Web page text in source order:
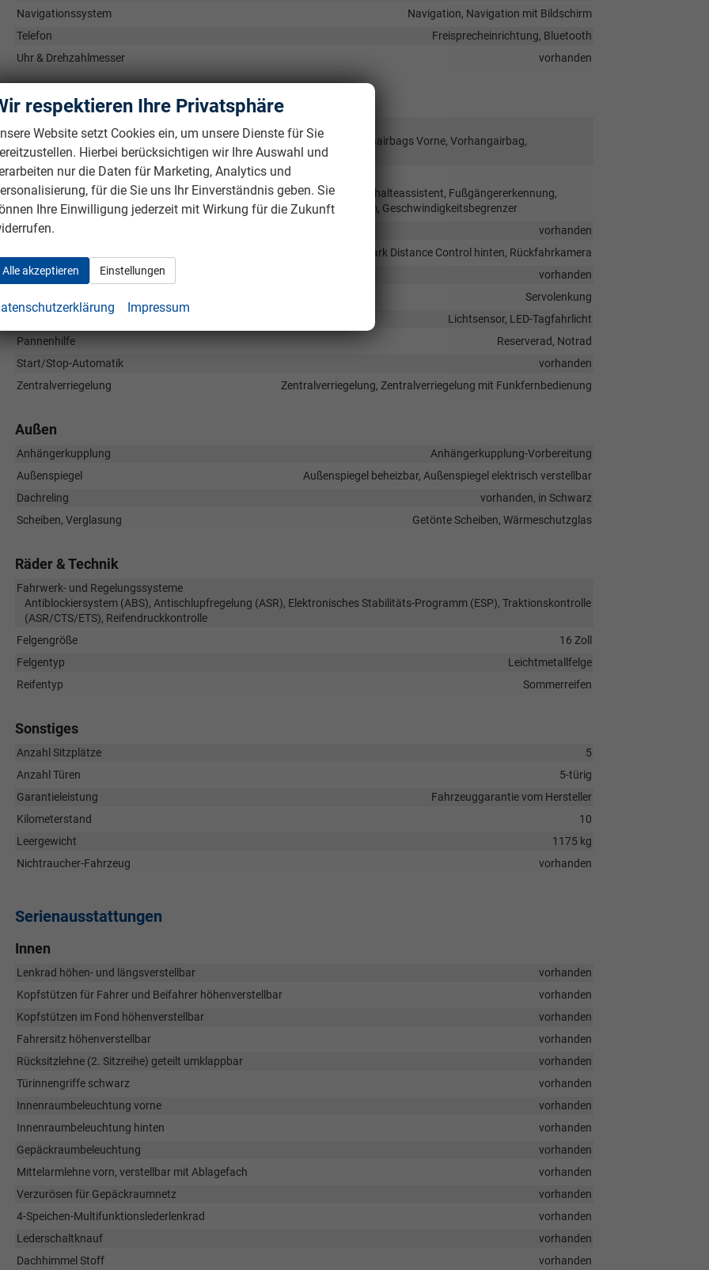
Navigationssystem
Navigation, Navigation mit Bildschirm
Telefon
Freisprecheinrichtung, Bluetooth
Uhr & Drehzahlmesser
vorhanden
Sicherheit & Assistenz
Airbags
Airbag, Fenster-/Kopfairbags Vorne, Beifahrerairbag abschaltbar, Seitenairbags Vorne, Vorhangairbag,
Fußgängerairbag, Beifahrerairbag
Assistenzsysteme
Tempomat, Notbremsassistent (City-Safety), Berganfahrassistent, Spurhalteassistent, Fußgängererkennung,
Verkehrzeichenerkennung, Müdigkeitserkennungs-Sensor, Notrufsystem, Geschwindigkeitsbegrenzer
Diebstahl-Alarmanlage
vorhanden
Park Distance Control hinten, Rückfahrkamera
Fahrprofilauswahl
vorhanden
Servolenkung
Lichtsensor, LED-Tagfahrlicht
Pannenhilfe
Reserverad, Notrad
Start/Stop-Automatik
vorhanden
Zentralverriegelung
Zentralverriegelung, Zentralverriegelung mit Funkfernbedienung
Außen
Anhängerkupplung
Anhängerkupplung-Vorbereitung
Außenspiegel
Außenspiegel beheizbar, Außenspiegel elektrisch verstellbar
Dachreling
vorhanden, in Schwarz
Scheiben, Verglasung
Getönte Scheiben, Wärmeschutzglas
Räder & Technik
Fahrwerk- und Regelungssysteme
Antiblockiersystem (ABS), Antischlupfregelung (ASR), Elektronisches Stabilitäts-Programm (ESP), Traktionskontrolle
(ASR/CTS/ETS), Reifendruckkontrolle
Felgengröße
16 Zoll
Felgentyp
Leichtmetallfelge
Reifentyp
Sommerreifen
Sonstiges
Anzahl Sitzplätze
5
Anzahl Türen
5-türig
Garantieleistung
Fahrzeuggarantie vom Hersteller
Kilometerstand
10
Leergewicht
1175 kg
Nichtraucher-Fahrzeug
vorhanden
Serienausstattungen
Innen
Lenkrad höhen- und längsverstellbar
vorhanden
Kopfstützen für Fahrer und Beifahrer höhenverstellbar
vorhanden
Kopfstützen im Fond höhenverstellbar
vorhanden
Fahrersitz höhenverstellbar
vorhanden
Rücksitzlehne (2. Sitzreihe) geteilt umklappbar
vorhanden
Türinnengriffe schwarz
vorhanden
Innenraumbeleuchtung vorne
vorhanden
Innenraumbeleuchtung hinten
vorhanden
Gepäckraumbeleuchtung
vorhanden
Mittelarmlehne vorn, verstellbar mit Ablagefach
vorhanden
Verzurösen für Gepäckraumnetz
vorhanden
4-Speichen-Multifunktionslederlenkrad
vorhanden
Lederschaltknauf
vorhanden
Dachhimmel Stoff
vorhanden
respektieren Ihre Privatsphäre
Website setzt Cookies ein, um unsere Dienste für Sie
Hierbei berücksichtigen wir Ihre Auswahl und
nur die Daten für Marketing, Analytics und
für die Sie uns Ihr Einverständnis geben. Sie
Ihre Einwilligung jederzeit mit Wirkung für die Zukunft
Alle akzeptieren Einstellungen
Impressum